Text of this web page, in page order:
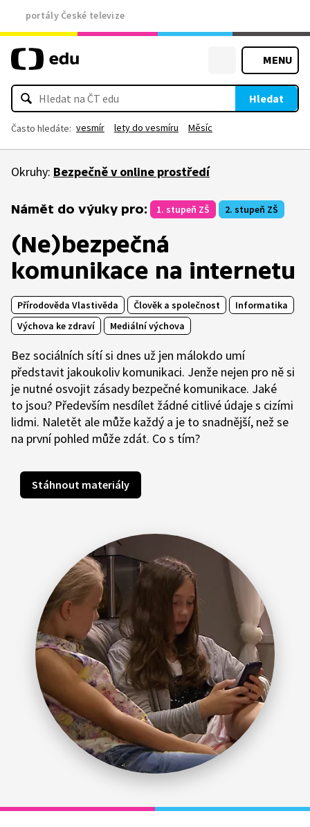
portály České televize
MENU
Hledat
Často hledáte: vesmír lety do vesmíru Měsíc
Okruhy: Bezpečně v online prostředí
Námět do výuky pro: 1. stupeň ZŠ 2. stupeň ZŠ
(Ne)bezpečná
komunikace na internetu
Přírodověda Vlastivěda Člověk a společnost
Informatika
Výchova ke zdraví
Mediální výchova
Bez sociálních sítí si dnes už jen málokdo umí
představit jakoukoliv komunikaci. Jenže nejen pro ně si
je nutné osvojit zásady bezpečné komunikace. Jaké
to jsou? Především nesdílet žádné citlivé údaje s cizími
lidmi. Naletět ale může každý a je to snadnější, než se
na první pohled může zdát. Co s tím?
Stáhnout materiály